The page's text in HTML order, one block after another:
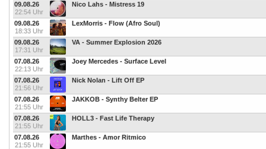
09.08.26
22:54 Uhr
Nico Lahs - Mistress 19
09.08.26
18:33 Uhr
LexMorris - Flow (Afro Soul)
09.08.26
17:31 Uhr
VA - Summer Explosion 2026
07.08.26
22:13 Uhr
Joey Mercedes - Surface Level
07.08.26
21:56 Uhr
Nick Nolan - Lift Off EP
07.08.26
21:55 Uhr
JAKKOB - Synthy Belter EP
07.08.26
21:55 Uhr
HOLL3 - Fast Life Therapy
07.08.26
21:55 Uhr
Marthes - Amor Ritmico